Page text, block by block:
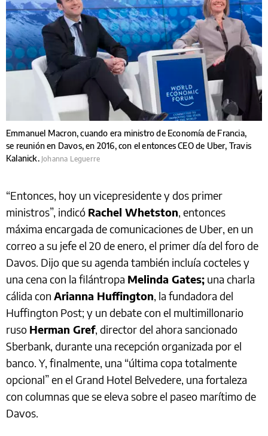
Emmanuel Macron, cuando era ministro de Economía de Francia,
se reunión en Davos, en 2016, con el entonces CEO de Uber, Travis
Kalanick. Johanna Leguerre
“Entonces, hoy un vicepresidente y dos primer
ministros”, indicó Rachel Whetston, entonces
máxima encargada de comunicaciones de Uber, en un
correo a su jefe el 20 de enero, el primer día del foro de
Davos. Dijo que su agenda también incluía cocteles y
una cena con la filántropa Melinda Gates; una charla
cálida con Arianna Huffington, la fundadora del
Huffington Post; y un debate con el multimillonario
ruso Herman Gref, director del ahora sancionado
Sberbank, durante una recepción organizada por el
banco. Y, finalmente, una “última copa totalmente
opcional” en el Grand Hotel Belvedere, una fortaleza
con columnas que se eleva sobre el paseo marítimo de
Davos.